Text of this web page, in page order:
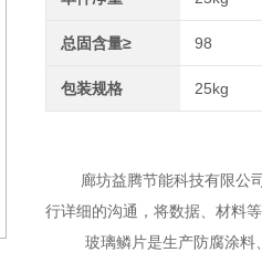
总固含量≥ 98
包装规格 25kg
防腐玻璃鳞
廊坊益腾节能科技有限公司
行详细的沟通，将数据、材料
玻璃鳞片是生产防腐涂料、